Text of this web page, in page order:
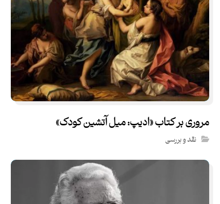
مروری بر کتاب «ادیپ: میل آتشین کودک»
نقد و بررسی